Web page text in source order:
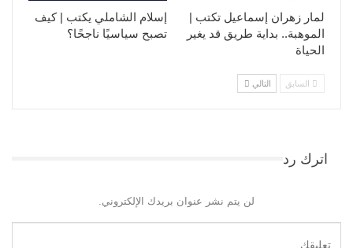
إسلام الشاملي يكتب | كيف
تصبح سياسيًا ناجحًا؟
لمار زهران إسماعيل تكتب |
الموهبة.. بداية طريق قد يغير
الحياة
السابق التالي
اترك رد
لن يتم نشر عنوان بريدك الإلكتروني.